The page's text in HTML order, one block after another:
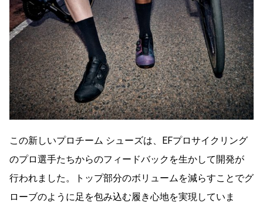
この新しいプロチーム シューズは、EFプロサイクリング
のプロ選手たちからのフィードバックを生かして開発が
行われました。トップ部分のボリュームを減らすことでグ
ローブのように足を包み込む履き心地を実現していま